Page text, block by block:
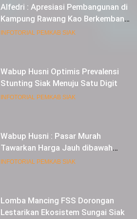
Alfedri : Apresiasi Pembangunan di
Kampung Rawang Kao Berkembang
Pesat
INFOTORIAL PEMKAB SIAK
Wabup Husni Optimis Prevalensi
Stunting Siak Menuju Satu Digit
INFOTORIAL PEMKAB SIAK
Wabup Husni : Pasar Murah
Tawarkan Harga Jauh dibawah
Pasar Tradisional
INFOTORIAL PEMKAB SIAK
Lomba Mancing FSS Dorongan
Lestarikan Ekosistem Sungai Siak